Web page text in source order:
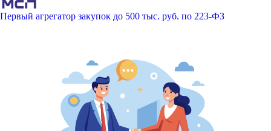
Первый агрегатор закупок до 500 тыс. руб. по 223-ФЗ